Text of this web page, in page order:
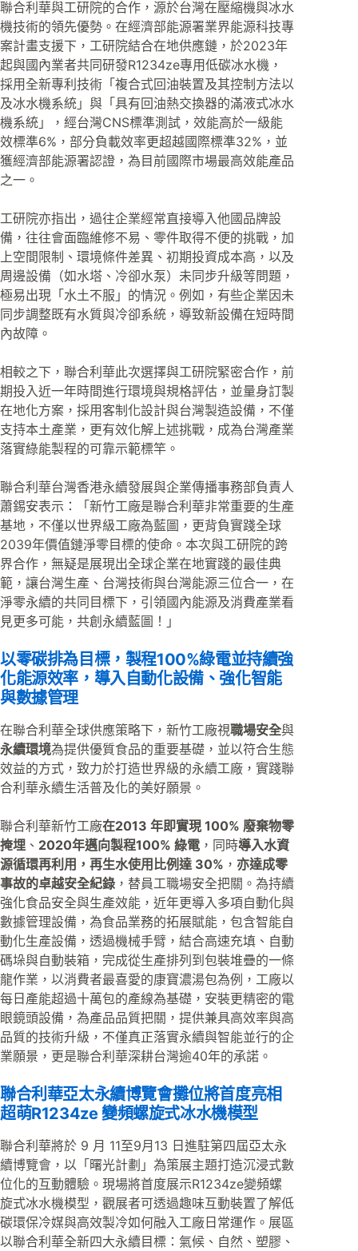
聯合利華與工研院的合作，源於台灣在壓縮機與冰水
機技術的領先優勢。在經濟部能源署業界能源科技專
案計畫支援下，工研院結合在地供應鏈，於2023年
起與國內業者共同研發R1234ze專用低碳冰水機，
採用全新專利技術「複合式回油裝置及其控制方法以
及冰水機系統」與「具有回油熱交換器的滿液式冰水
機系統」，經台灣CNS標準測試，效能高於一級能
效標準6%，部分負載效率更超越國際標準32%，並
獲經濟部能源署認證，為目前國際市場最高效能產品
之一。
工研院亦指出，過往企業經常直接導入他國品牌設
備，往往會面臨維修不易、零件取得不便的挑戰，加
上空間限制、環境條件差異、初期投資成本高，以及
周邊設備（如水塔、冷卻水泵）未同步升級等問題，
極易出現「水土不服」的情況。例如，有些企業因未
同步調整既有水質與冷卻系統，導致新設備在短時間
內故障。
相較之下，聯合利華此次選擇與工研院緊密合作，前
期投入近一年時間進行環境與規格評估，並量身訂製
在地化方案，採用客制化設計與台灣製造設備，不僅
支持本土產業，更有效化解上述挑戰，成為台灣產業
落實綠能製程的可靠示範標竿。
聯合利華台灣香港永續發展與企業傳播事務部負責人
蕭錫安表示：「新竹工廠是聯合利華非常重要的生產
基地，不僅以世界級工廠為藍圖，更背負實踐全球
2039年價值鏈淨零目標的使命。本次與工研院的跨
界合作，無疑是展現出全球企業在地實踐的最佳典
範，讓台灣生產、台灣技術與台灣能源三位合一，在
淨零永續的共同目標下，引領國內能源及消費產業看
見更多可能，共創永續藍圖！」
以零碳排為目標，製程100%綠電並持續強
化能源效率，導入自動化設備、強化智能
與數據管理
在聯合利華全球供應策略下，新竹工廠視職場安全與
永續環境為提供優質食品的重要基礎，並以符合生態
效益的方式，致力於打造世界級的永續工廠，實踐聯
合利華永續生活普及化的美好願景。
聯合利華新竹工廠在2013 年即實現 100% 廢棄物零
掩埋 、 2020年邁向製程100% 綠電 ，同時導入水資
源循環再利用，再生水使用比例達 30% ， 亦達成零
事故的卓越安全紀錄 ，替員工職場安全把關。為持續
強化食品安全與生產效能，近年更導入多項自動化與
數據管理設備，為食品業務的拓展賦能，包含智能自
動化生產設備，透過機械手臂，結合高速充填、自動
碼垛與自動裝箱，完成從生產排列到包裝堆疊的一條
龍作業，以消費者最喜愛的康寶濃湯包為例，工廠以
每日產能超過十萬包的產線為基礎，安裝更精密的電
眼鏡頭設備，為產品品質把關，提供兼具高效率與高
品質的技術升級，不僅真正落實永續與智能並行的企
業願景，更是聯合利華深耕台灣逾40年的承諾。
聯合利華亞太永續博覽會攤位將首度亮相
超萌R1234ze 變頻螺旋式冰水機模型
聯合利華將於 9 月 11至9月13 日進駐第四屆亞太永
續博覽會，以「曙光計劃」為策展主題打造沉浸式數
位化的互動體驗。現場將首度展示R1234ze變頻螺
旋式冰水機模型，觀展者可透過趣味互動裝置了解低
碳環保冷媒與高效製冷如何融入工廠日常運作。展區
以聯合利華全新四大永續目標：氣候、自然、塑膠、